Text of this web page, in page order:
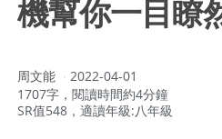
機幫你一目瞭
作
者：
周文能
2022-04-01
1707字，閱讀時間約4分鐘
SR值548，適讀年級:八年級